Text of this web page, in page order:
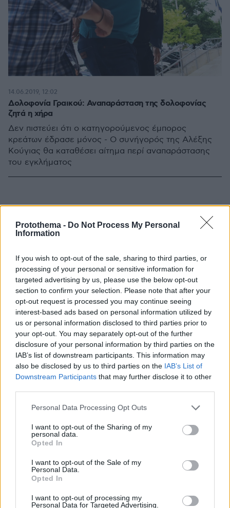
Protothema - Do Not Process My Personal
Information
If you wish to opt-out of the sale, sharing to third parties, or
processing of your personal or sensitive information for
targeted advertising by us, please use the below opt-out
section to confirm your selection. Please note that after your
opt-out request is processed you may continue seeing
interest-based ads based on personal information utilized by
us or personal information disclosed to third parties prior to
your opt-out. You may separately opt-out of the further
disclosure of your personal information by third parties on the
IAB’s list of downstream participants. This information may
also be disclosed by us to third parties on the IAB’s List of
Downstream Participants that may further disclose it to other
Please note that this website/app uses one or more Google
not limited to your visit or usage behaviour. You may click to
grant or deny consent to Google and its third-party tags to
use your data for below specified purposes in below Google
consent section.
Personal Data Processing Opt Outs
I want to opt-out of the Sharing of my
personal data.
Opted In
I want to opt-out of the Sale of my
Personal Data.
Opted In
I want to opt-out of processing my
Personal Data for Targeted Advertising.
Δολοφονία Γραικού: Αναπαράσταση της δολοφονίας
ζητά η χήρα
Δεν πιστεύει ότι ο κατηγορούμενος έμπορος
κρεάτων έδρασε μόνος - Ο συνήγορός της Αλέξης
Κούγιας θα καταθέσει αίτημα περί αναπαράστασης
του εγκλήματος
14.06.2019, 12:02
Δολοφονία Γραικού: Μπορεί οι δράστες να ήταν πάνω
από ένας - Τι αποκαλύπτει η ιατροδικαστική εξέταση
ένα άτομο και κάποιος άλλος τον χτυπούσε, ίσως με
σφυρί ή ρόπαλο - Δεν μπορεί να αποκλειστεί το
ενδεχόμενο ο επιχειρηματίας να θάφτηκε ζωντανός